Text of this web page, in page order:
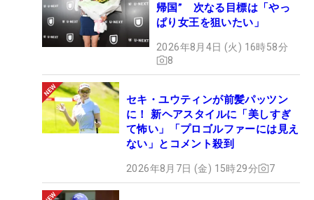
帰国” 次なる目標は「やっ
ぱり女王を狙いたい」
2026年8月4日 (火) 16時58分
8
セキ・ユウティンが前髪パッツン
に！ 新ヘアスタイルに「美しすぎ
て怖い」「プロゴルファーには見え
ない」とコメント殺到
2026年8月7日 (金) 15時29分 7